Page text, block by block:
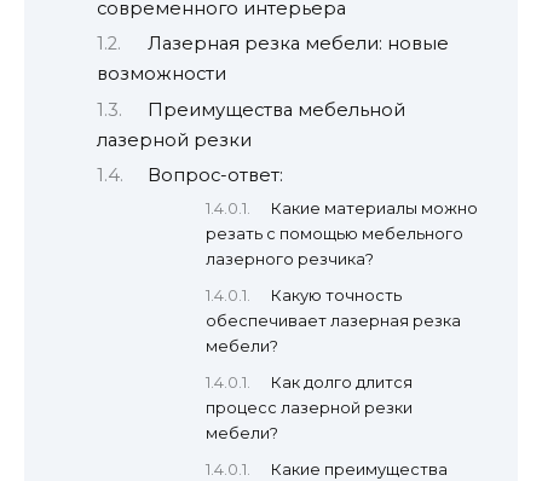
современного интерьера
Лазерная резка мебели: новые
возможности
Преимущества мебельной
лазерной резки
Вопрос-ответ:
Какие материалы можно
резать с помощью мебельного
лазерного резчика?
Какую точность
обеспечивает лазерная резка
мебели?
Как долго длится
процесс лазерной резки
мебели?
Какие преимущества